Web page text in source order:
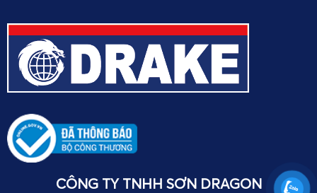
CÔNG TY TNHH SƠN DRAGON